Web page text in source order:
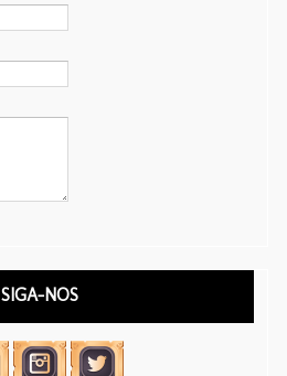
SIGA-NOS